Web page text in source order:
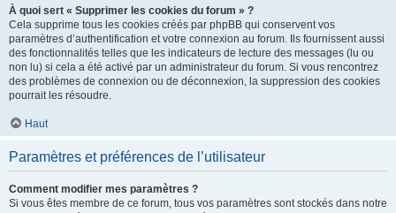
À quoi sert « Supprimer les cookies du forum » ?
Cela supprime tous les cookies créés par phpBB qui conservent vos
paramètres d’authentification et votre connexion au forum. Ils fournissent aussi
des fonctionnalités telles que les indicateurs de lecture des messages (lu ou
non lu) si cela a été activé par un administrateur du forum. Si vous rencontrez
des problèmes de connexion ou de déconnexion, la suppression des cookies
pourrait les résoudre.
Haut
Paramètres et préférences de l’utilisateur
Comment modifier mes paramètres ?
Si vous êtes membre de ce forum, tous vos paramètres sont stockés dans notre